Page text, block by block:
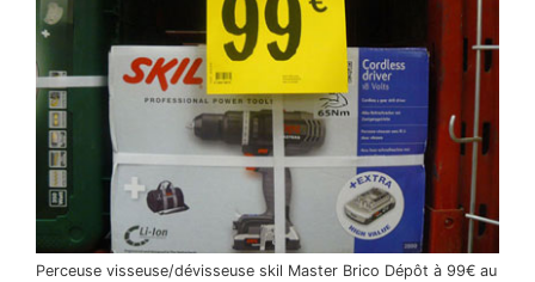
Perceuse visseuse/dévisseuse skil Master Brico Dépôt à 99€ au